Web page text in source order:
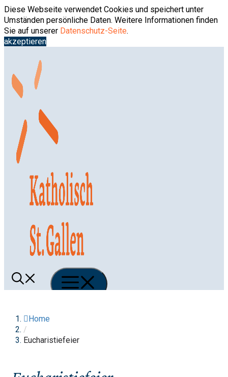
Diese Webseite verwendet Cookies und speichert unter
Umständen persönliche Daten. Weitere Informationen finden
Sie auf unserer Datenschutz-Seite.
akzeptieren
Springe
zum
Inhalt
Menü
Home
/
Eucharistiefeier